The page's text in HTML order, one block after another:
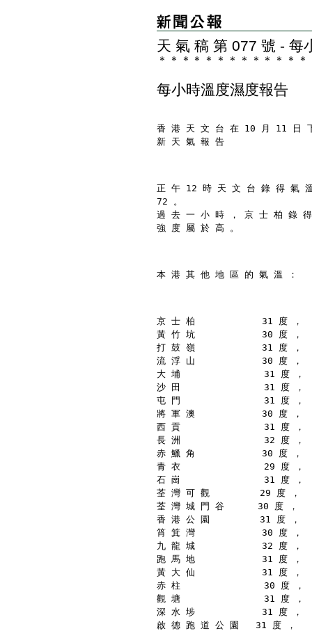
天 氣 稿 第 077 號 - 每
＊ ＊ ＊ ＊ ＊ ＊ ＊ ＊ ＊ ＊ ＊ ＊ ＊
每小時溫度濕度報告
香 港 天 文 台 在 10 月 11 日
新 天 氣 報 告
正 午 12 時 天 文 台 錄 得 氣
72 。
過 去 一 小 時 ， 京 士 柏 錄
強 度 屬 於 高 。
本 港 其 他 地 區 的 氣 溫 ：
京 士 柏            31 度 ，
黃 竹 坑            30 度 ，
打 鼓 嶺            31 度 ，
流 浮 山            30 度 ，
大 埔               31 度 ，
沙 田               31 度 ，
屯 門               31 度 ，
將 軍 澳            30 度 ，
西 貢               31 度 ，
長 洲               32 度 ，
赤 鱲 角            30 度 ，
青 衣               29 度 ，
石 崗               31 度 ，
荃 灣 可 觀         29 度 ，
荃 灣 城 門 谷      30 度 ，
香 港 公 園         31 度 ，
筲 箕 灣            30 度 ，
九 龍 城            32 度 ，
跑 馬 地            31 度 ，
黃 大 仙            31 度 ，
赤 柱               30 度 ，
觀 塘               31 度 ，
深 水 埗            31 度 ，
啟 德 跑 道 公 園   31 度 ，